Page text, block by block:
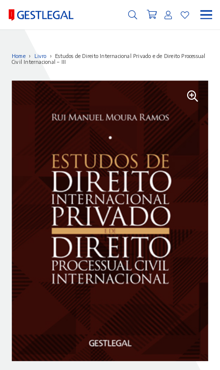
Home › Livro ›
Estudos de Direito Internacional Privado e de Direito Processual
Civil Internacional – III